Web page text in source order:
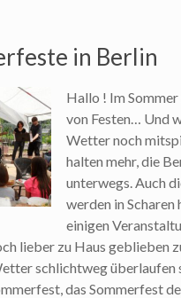
in Berlin
Hallo ! Im
von Festen… Und
Wetter noch
halten mehr, die
unterwegs. Auch
werden in Scharen
einigen
lieber zu Haus geblieben
schlichtweg überlaufen
das Sommerfest